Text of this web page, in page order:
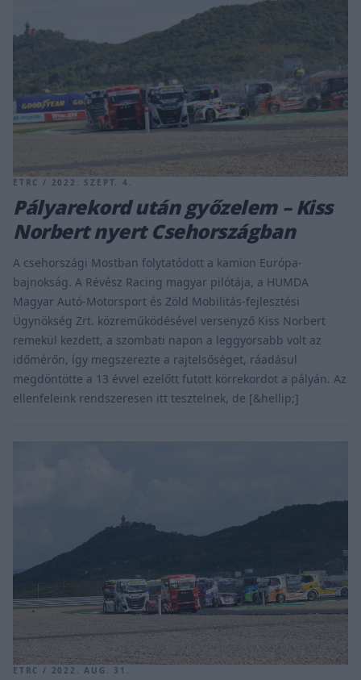
ETRC / 2022. SZEPT. 4.
Pályarekord után győzelem – Kiss
Norbert nyert Csehországban
A csehországi Mostban folytatódott a kamion Európa-
bajnokság. A Révész Racing magyar pilótája, a HUMDA
Magyar Autó-Motorsport és Zöld Mobilitás-fejlesztési
Ügynökség Zrt. közreműködésével versenyző Kiss Norbert
remekül kezdett, a szombati napon a leggyorsabb volt az
időmérőn, így megszerezte a rajtelsőséget, ráadásul
megdöntötte a 13 évvel ezelőtt futott körrekordot a pályán. Az
ellenfeleink rendszeresen itt tesztelnek, de [&hellip;]
ETRC / 2022. AUG. 31.